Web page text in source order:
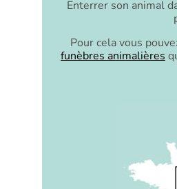
Enterrer son animal
Pour cela vous
funèbres animalières